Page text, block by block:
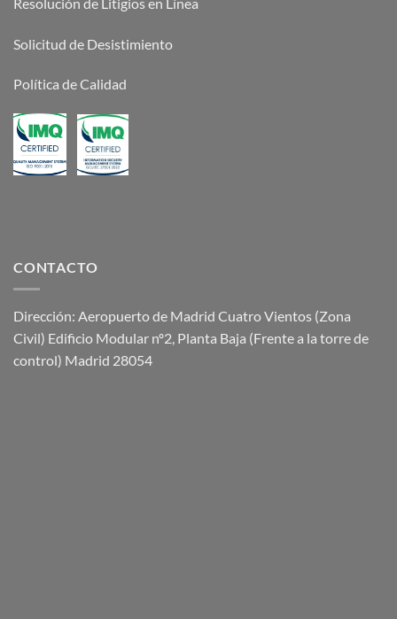
Solicitud de Desistimiento
Política de Calidad
CONTACTO
Dirección: Aeropuerto de Madrid Cuatro Vientos (Zona
Civil) Edificio Modular nº2, Planta Baja (Frente a la torre de
control) Madrid 28054